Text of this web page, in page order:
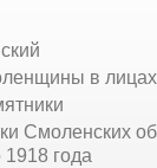
в лицах
Смоленских
1918 года